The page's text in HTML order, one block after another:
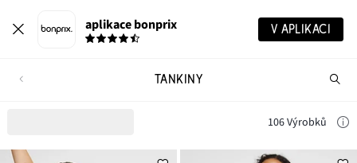
aplikace bonprix V APLIKACI
TANKINY
106 Výrobků